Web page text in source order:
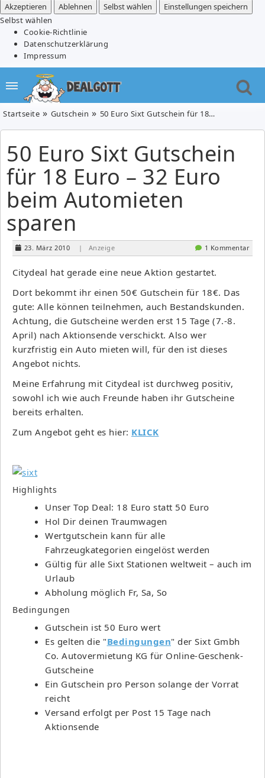
Akzeptieren
Ablehnen Selbst wählen
Einstellungen speichern
Selbst wählen
Cookie-Richtlinie
Datenschutzerklärung
Impressum
Startseite Gutschein 50 Euro Sixt Gutschein für 18 Euro – 32 Euro beim Automieten sparen
50 Euro Sixt Gutschein
für 18 Euro – 32 Euro
beim Automieten
sparen
23. März 2010 | Anzeige 1 Kommentar
Citydeal hat gerade eine neue Aktion gestartet.
Dort bekommt ihr einen 50€ Gutschein für 18€. Das
gute: Alle können teilnehmen, auch Bestandskunden.
Achtung, die Gutscheine werden erst 15 Tage (7.-8.
April) nach Aktionsende verschickt. Also wer
kurzfristig ein Auto mieten will, für den ist dieses
Angebot nichts.
Meine Erfahrung mit Citydeal ist durchweg positiv,
sowohl ich wie auch Freunde haben ihr Gutscheine
bereits erhalten.
Zum Angebot geht es hier: KLICK
Highlights
Unser Top Deal: 18 Euro statt 50 Euro
Hol Dir deinen Traumwagen
Wertgutschein kann für alle
Fahrzeugkategorien eingelöst werden
Gültig für alle Sixt Stationen weltweit – auch im
Urlaub
Abholung möglich Fr, Sa, So
Bedingungen
Gutschein ist 50 Euro wert
Es gelten die "Bedingungen" der Sixt Gmbh
Co. Autovermietung KG für Online-Geschenk-
Gutscheine
Ein Gutschein pro Person solange der Vorrat
reicht
Versand erfolgt per Post 15 Tage nach
Aktionsende